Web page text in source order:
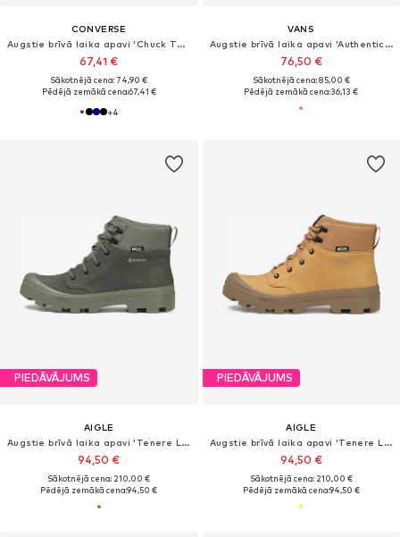
CONVERSE
Augstie brīvā laika apavi 'Chuck Taylor All Star'
67,41 €
Sākotnējā cena: 74,90 €
Pēdējā zemākā cena:67,41 €
+4
VANS
Augstie brīvā laika apavi 'Authentic Hi 2.0'
76,50 €
Sākotnējā cena: 85,00 €
Pēdējā zemākā cena:36,13 €
PIEDĀVĀJUMS
AIGLE
Augstie brīvā laika apavi 'Tenere LTR GTX'
94,50 €
Sākotnējā cena: 210,00 €
Pēdējā zemākā cena:94,50 €
PIEDĀVĀJUMS
AIGLE
Augstie brīvā laika apavi 'Tenere LTR GTX'
94,50 €
Sākotnējā cena: 210,00 €
Pēdējā zemākā cena:94,50 €